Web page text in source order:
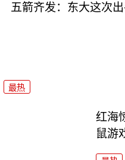
五箭齐发：东大这次
最热
红海
鼠游